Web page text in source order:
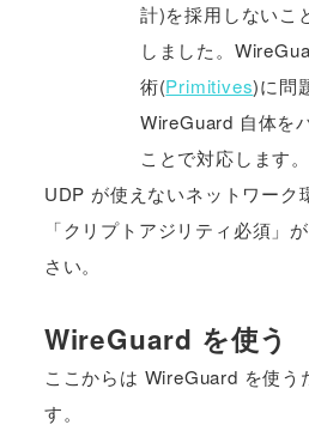
計)を採用しないこ
しました。
術(Primitives)に問
WireGuard 自体を
ことで対応します。
UDP が使えないネットワーク
「クリプトアジリティ必須」
さい。
WireGuard を使う
ここからは WireGuard を使う
す。